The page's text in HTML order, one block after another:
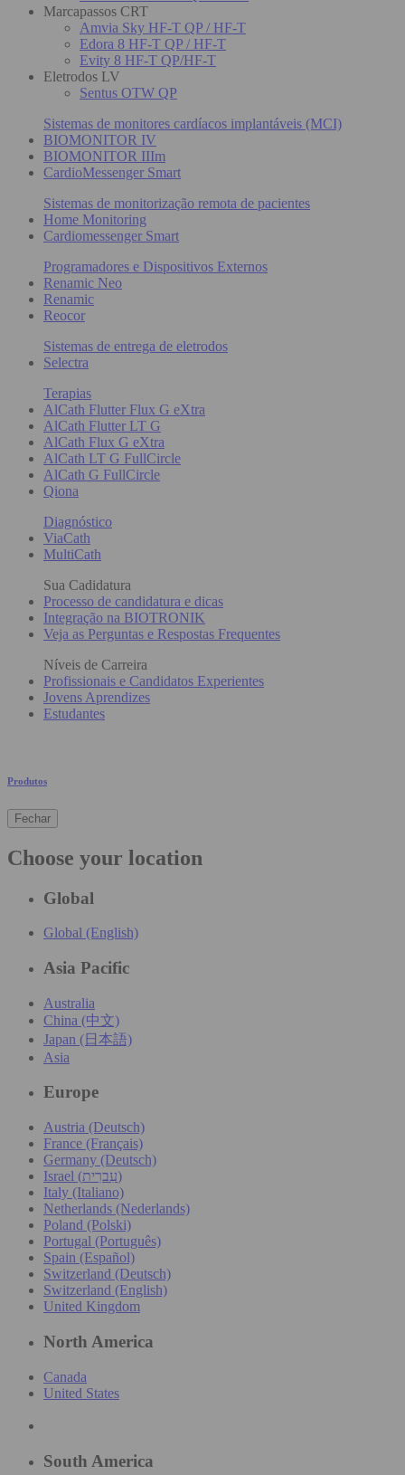
Marcapassos CRT
Amvia Sky HF-T QP / HF-T
Edora 8 HF-T QP / HF-T
Evity 8 HF-T QP/HF-T
Eletrodos LV
Sentus OTW QP
Sistemas de monitores cardíacos implantáveis (MCI)
BIOMONITOR IV
BIOMONITOR IIIm
CardioMessenger Smart
Sistemas de monitorização remota de pacientes
Home Monitoring
Cardiomessenger Smart
Programadores e Dispositivos Externos
Renamic Neo
Renamic
Reocor
Sistemas de entrega de eletrodos
Selectra
Terapias
AlCath Flutter Flux G eXtra
AlCath Flutter LT G
AlCath Flux G eXtra
AlCath LT G FullCircle
AlCath G FullCircle
Qiona
Diagnóstico
ViaCath
MultiCath
Sua Cadidatura
Processo de candidatura e dicas
Integração na BIOTRONIK
Veja as Perguntas e Respostas Frequentes
Níveis de Carreira
Profissionais e Candidatos Experientes
Jovens Aprendizes
Estudantes
Produtos
Fechar
Choose your location
Global
Global (English)
Asia Pacific
Australia
China (中文)
Japan (日本語)
Asia
Europe
Austria (Deutsch)
France (Français)
Germany (Deutsch)
Israel (עִברִית)
Italy (Italiano)
Netherlands (Nederlands)
Poland (Polski)
Portugal (Português)
Spain (Español)
Switzerland (Deutsch)
Switzerland (English)
United Kingdom
North America
Canada
United States
South America